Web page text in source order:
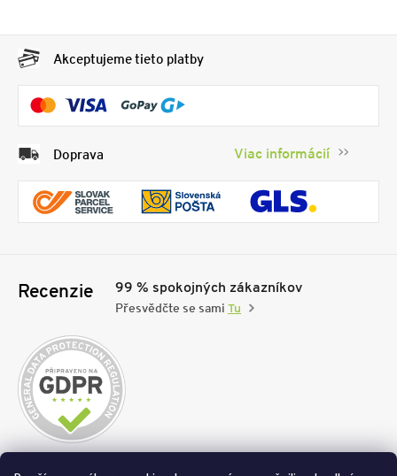
Akceptujeme tieto platby
Doprava Viac informácií
Recenzie 99 % spokojných zákazníkov
Přesvědčte se sami Tu